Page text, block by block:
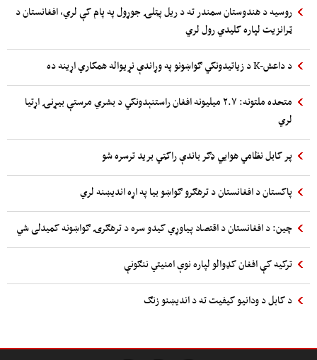
روسیه د هندوستان سمندر ته د ریل پټلۍ جوړول په پام کې لري، افغانستان د
ټرانزیت لپاره کلیدي رول لري
د داعش-K د زیاتیدونکي ګواښونو په وړاندې نړیواله همکاري اړینه ده
متحده ملتونه: ۲.۷ میلیونه افغان راستنېدونکي د بشري مرستې بیړنۍ اړتیا
لري
پر کابل نظامي هوایي ډګر باندې راکټي برید ترسره شو
پاکستان د افغانستان د ترهګرو ګواښو بیا په اړه اندیښنه لري
چین: د افغانستان د اقتصاد پیاوړي کیدو سره د ترهګرۍ ګواښونه کمیدلی شي
ترکیه کې افغان کډوالو لپاره نوې امنیتي ننګونې
د کابل د ودانیو کیفیت ته د اندیښنو زنګ